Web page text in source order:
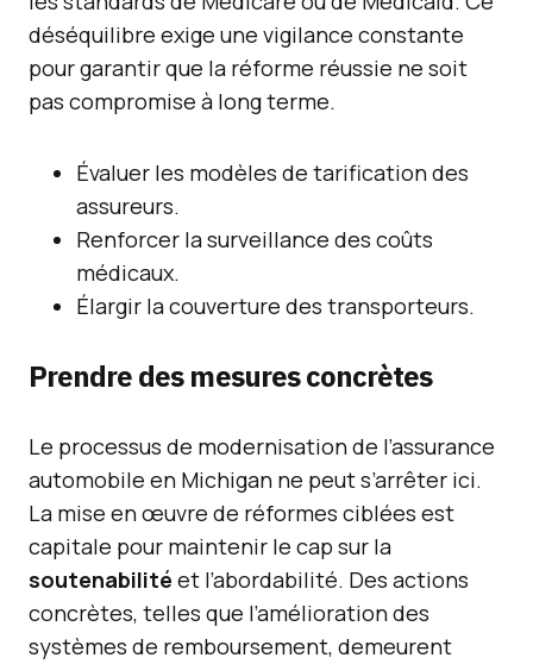
déséquilibre exige une vigilance constante
pour garantir que la réforme réussie ne soit
pas compromise à long terme.
Évaluer les modèles de tarification des
assureurs.
Renforcer la surveillance des coûts
médicaux.
Élargir la couverture des transporteurs.
Prendre des mesures concrètes
Le processus de modernisation de l’assurance
automobile en Michigan ne peut s’arrêter ici.
La mise en œuvre de réformes ciblées est
capitale pour maintenir le cap sur la
soutenabilité et l’abordabilité. Des actions
concrètes, telles que l’amélioration des
systèmes de remboursement, demeurent